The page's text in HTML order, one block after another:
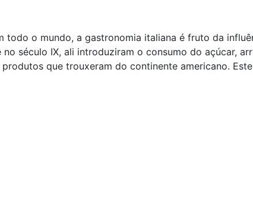
todo o mundo, a gastronomia italiana é fruto da
século IX, ali introduziram o consumo do açúcar,
que trouxeram do continente americano.